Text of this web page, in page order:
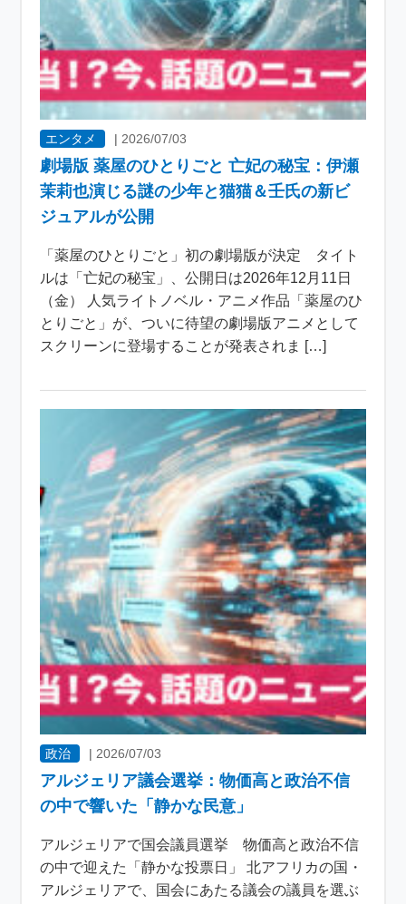
エンタメ | 2026/07/03
劇場版 薬屋のひとりごと 亡妃の秘宝：伊瀬
茉莉也演じる謎の少年と猫猫＆壬氏の新ビ
ジュアルが公開
「薬屋のひとりごと」初の劇場版が決定 タイト
ルは「亡妃の秘宝」、公開日は2026年12月11日
（金） 人気ライトノベル・アニメ作品「薬屋のひ
とりごと」が、ついに待望の劇場版アニメとして
スクリーンに登場することが発表されま […]
政治 |2026/07/03
アルジェリア議会選挙：物価高と政治不信
の中で響いた「静かな民意」
アルジェリアで国会議員選挙 物価高と政治不信
の中で迎えた「静かな投票日」 北アフリカの国・
アルジェリアで、国会にあたる議会の議員を選ぶ